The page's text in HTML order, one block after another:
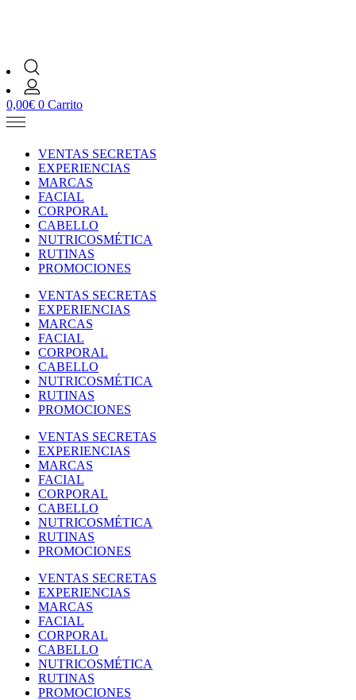
0,00€ 0 Carrito
VENTAS SECRETAS
EXPERIENCIAS
MARCAS
FACIAL
CORPORAL
CABELLO
NUTRICOSMÉTICA
RUTINAS
PROMOCIONES
VENTAS SECRETAS
EXPERIENCIAS
MARCAS
FACIAL
CORPORAL
CABELLO
NUTRICOSMÉTICA
RUTINAS
PROMOCIONES
VENTAS SECRETAS
EXPERIENCIAS
MARCAS
FACIAL
CORPORAL
CABELLO
NUTRICOSMÉTICA
RUTINAS
PROMOCIONES
VENTAS SECRETAS
EXPERIENCIAS
MARCAS
FACIAL
CORPORAL
CABELLO
NUTRICOSMÉTICA
RUTINAS
PROMOCIONES